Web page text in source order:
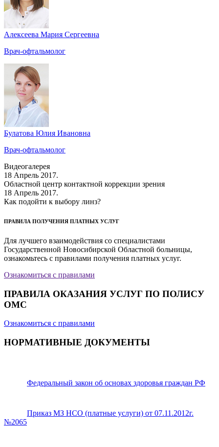
Алексеева Мария Сергеевна
Врач-офтальмолог
Булатова Юлия Ивановна
Врач-офтальмолог
Видеогалерея
18 Апрель 2017.
Областной центр контактной коррекции зрения
18 Апрель 2017.
Как подойти к выбору линз?
ПРАВИЛА ПОЛУЧЕНИЯ ПЛАТНЫХ УСЛУГ
Для лучшего взаимодействия со специалистами
Государственной Новосибирской Областной больницы,
ознакомьтесь с правилами получения платных услуг.
Ознакомиться с правилами
ПРАВИЛА ОКАЗАНИЯ УСЛУГ ПО ПОЛИСУ
ОМС
Ознакомиться с правилами
НОРМАТИВНЫЕ ДОКУМЕНТЫ
Федеральный закон об основах здоровья граждан РФ
Приказ МЗ НСО (платные услуги) от 07.11.2012г.
№2065